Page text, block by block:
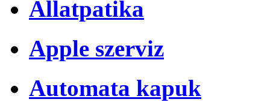
Állatpatika
Apple szerviz
Automata kapuk